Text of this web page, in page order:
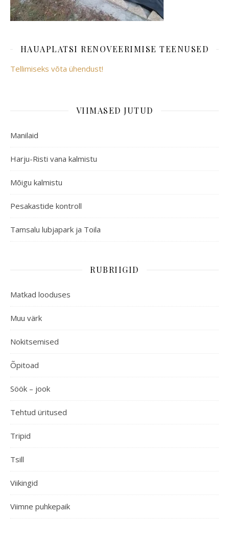
HAUAPLATSI RENOVEERIMISE TEENUSED
Tellimiseks võta ühendust!
VIIMASED JUTUD
Manilaid
Harju-Risti vana kalmistu
Mõigu kalmistu
Pesakastide kontroll
Tamsalu lubjapark ja Toila
RUBRIIGID
Matkad looduses
Muu värk
Nokitsemised
Õpitoad
Söök – jook
Tehtud üritused
Tripid
Tsill
Viikingid
Viimne puhkepaik